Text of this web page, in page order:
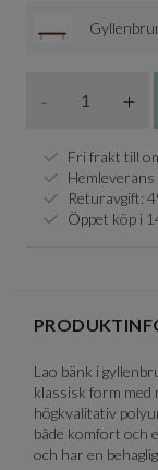
- +
Fri frakt till
Returavgift:
Öppet köp i
Lao bänk i
klassisk form med
högkvalitativ
både komfort och
och har en